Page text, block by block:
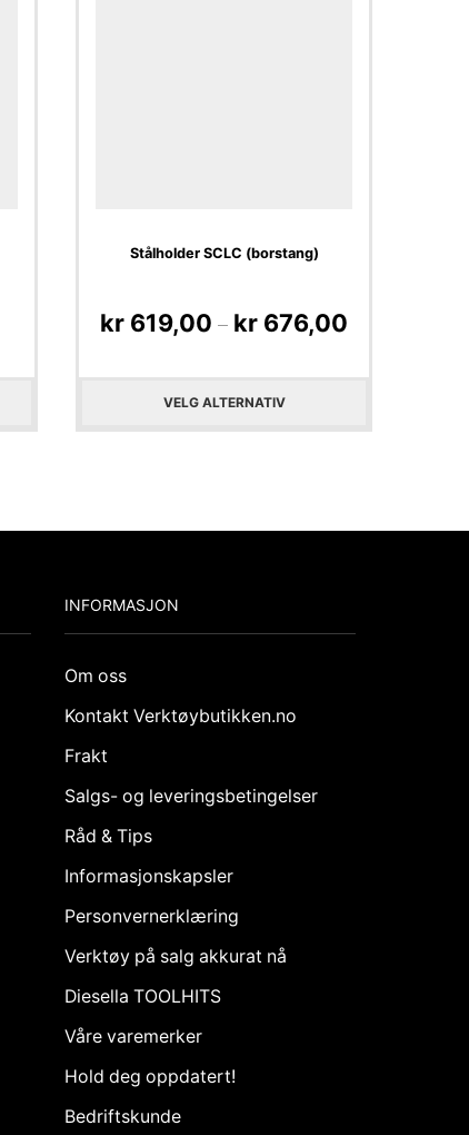
Stålholder SCLC (borstang)
kr 619,00 – kr 676,00
VELG ALTERNATIV
INFORMASJON
Om oss
Kontakt Verktøybutikken.no
Frakt
Salgs- og leveringsbetingelser
Råd & Tips
Informasjonskapsler
Personvernerklæring
Verktøy på salg akkurat nå
Diesella TOOLHITS
Våre varemerker
Hold deg oppdatert!
Bedriftskunde